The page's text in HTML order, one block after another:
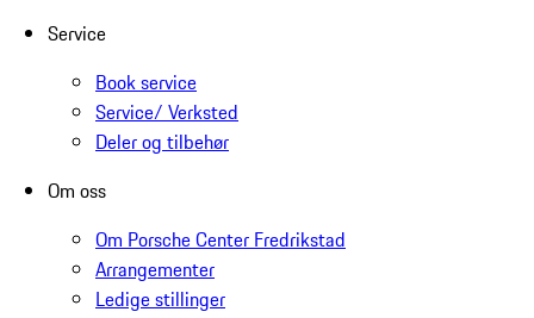
Service
Book service
Service/ Verksted
Deler og tilbehør
Om oss
Om Porsche Center Fredrikstad
Arrangementer
Ledige stillinger